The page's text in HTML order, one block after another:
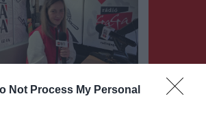
Not Process My Personal